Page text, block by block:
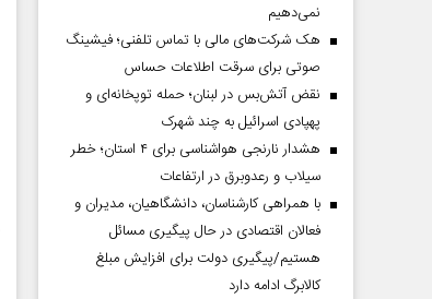
نمی‌دهیم
هک شرکت‌های مالی با تماس تلفنی؛ فیشینگ
صوتی برای سرقت اطلاعات حساس
نقض آتش‌بس در لبنان؛ حمله توپخانه‌ای و
پهپادی اسرائیل به چند شهرک
هشدار نارنجی هواشناسی برای ۴ استان؛ خطر
سیلاب و رعدوبرق در ارتفاعات
با همراهی کارشناسان، دانشگاهیان، مدیران و
فعالان اقتصادی در حال پیگیری مسائل
هستیم/پیگیری دولت برای افزایش مبلغ
کالابرگ ادامه دارد